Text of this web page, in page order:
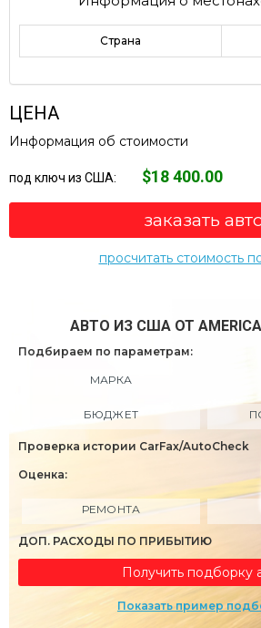
Страна
ЦЕНА
Информация об стоимости
под ключ из США: $18 400.00
заказать
просчитать стоимость
АВТО ИЗ США ОТ
Подбираем по параметрам:
МАРКА
БЮДЖЕТ
Проверка истории CarFax/AutoCheck
Оценка:
РЕМОНТА
ДОП. РАСХОДЫ ПО ПРИБЫТИЮ
Получить подборку
Показать пример